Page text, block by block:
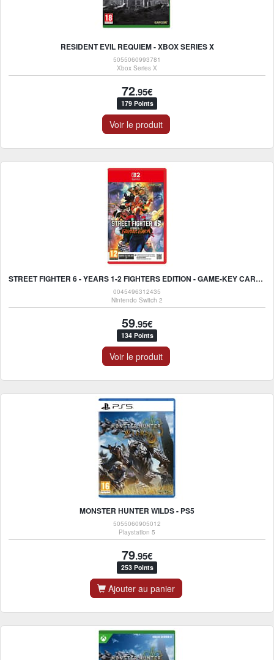
RESIDENT EVIL REQUIEM - XBOX SERIES X
5055060993781
Xbox Series X
72.95€
179 Points
Voir le produit
STREET FIGHTER 6 - YEARS 1-2 FIGHTERS EDITION - GAME-KEY CARD - NINTENDO SWITCH 2
0045496312435
Nintendo Switch 2
59.95€
134 Points
Voir le produit
MONSTER HUNTER WILDS - PS5
5055060905012
Playstation 5
79.95€
253 Points
Ajouter au panier